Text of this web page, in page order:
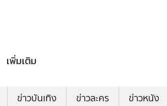
เพิ่มเติม
ข่าวบันเทิง ข่าวละคร ข่าวหนัง